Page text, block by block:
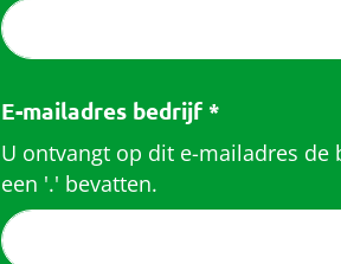
E-mailadres bedrijf *
U ontvangt op dit e-mailadres de
een '.' bevatten.